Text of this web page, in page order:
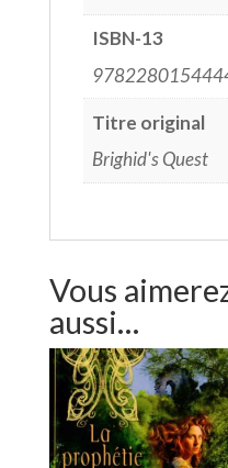
ISBN-13
Titre original
Brighid's Quest
Vous
aussi…